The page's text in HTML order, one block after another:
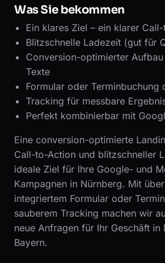
Was Sie bekommen
Ein klares Ziel – ein klarer
Blitzschnelle Ladezeit (gut für
Conversion-optimierter
Texte
Formular oder Terminbuchung
Tracking für messbare
Perfekt kombinierbar mit
Eine conversion-optimierte
Call-to-Action und blitzschneller
ideale Ziel für Ihre Google- und
Kampagnen in Nürnberg. Mit
integriertem Formular oder
sauberem Tracking machen wir
neue Anfragen für Ihr Geschäft in
Bayern.